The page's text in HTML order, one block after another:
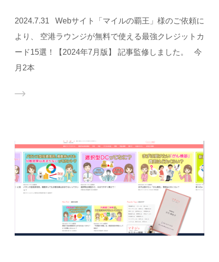
2024.7.31 Webサイト「マイルの覇王」様のご依頼に
より、 空港ラウンジが無料で使える最強クレジットカ
ード15選！【2024年7月版】 記事監修しました。 今
月2本